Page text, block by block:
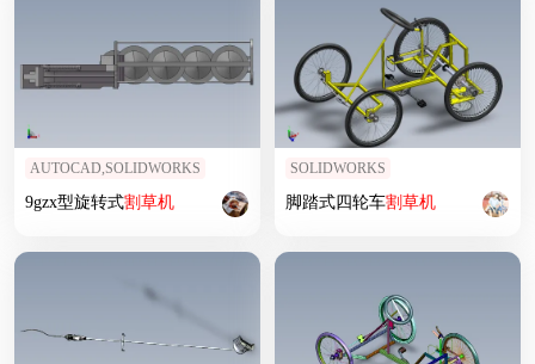
AUTOCAD,SOLIDWORKS
9gzx型旋转式割草机
SOLIDWORKS
脚踏式四轮车割草机